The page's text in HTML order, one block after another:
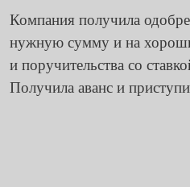
Компания получила
нужную сумму и на
и поручительства со
Получила аванс и